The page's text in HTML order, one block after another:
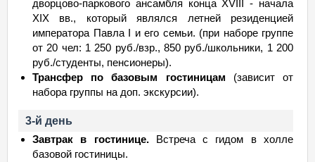
дворцово-паркового ансамбля конца XVIII - начала
XIX вв., который являлся летней резиденцией
императора Павла I и его семьи. (при наборе группе
от 20 чел: 1 250 руб./взр., 850 руб./школьники, 1 200
руб./студенты, пенсионеры).
Трансфер по базовым гостиницам (зависит от
набора группы на доп. экскурсии).
3-й день
Завтрак в гостинице.Встреча с гидом в холле
базовой гостиницы.